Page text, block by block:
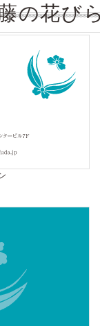
の花び